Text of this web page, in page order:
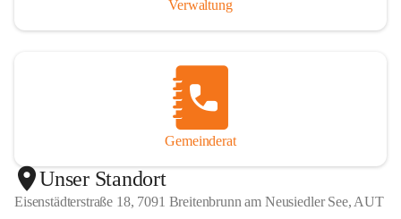
Verwaltung
Gemeinderat
Unser Standort
Eisenstädterstraße 18, 7091 Breitenbrunn am Neusiedler See, AUT